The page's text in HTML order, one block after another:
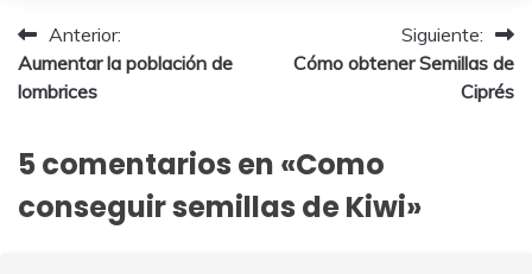
Navegación
de
Anterior:
Aumentar la población de
lombrices
Siguiente:
Cómo obtener Semillas de
Ciprés
5 comentarios en «Como
conseguir semillas de Kiwi»